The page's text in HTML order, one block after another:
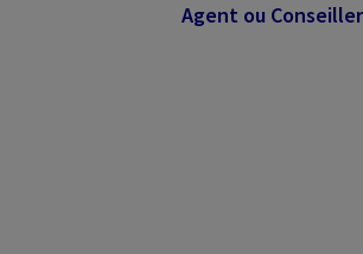
Agent ou Conseiller